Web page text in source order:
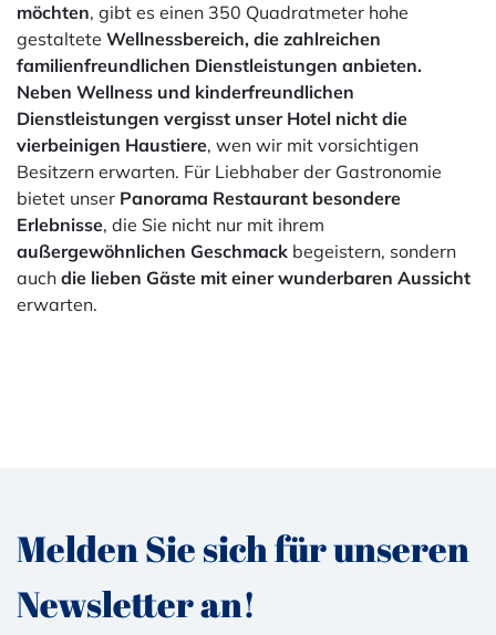
möchten, gibt es einen 350 Quadratmeter hohe
gestaltete Wellnessbereich, die zahlreichen
familienfreundlichen Dienstleistungen anbieten.
Neben Wellness und kinderfreundlichen
Dienstleistungen vergisst unser Hotel nicht die
vierbeinigen Haustiere, wen wir mit vorsichtigen
Besitzern erwarten. Für Liebhaber der Gastronomie
bietet unser Panorama Restaurant besondere
Erlebnisse, die Sie nicht nur mit ihrem
außergewöhnlichen Geschmack begeistern, sondern
auch die lieben Gäste mit einer wunderbaren Aussicht
erwarten.
Melden Sie sich für unseren
Newsletter an!